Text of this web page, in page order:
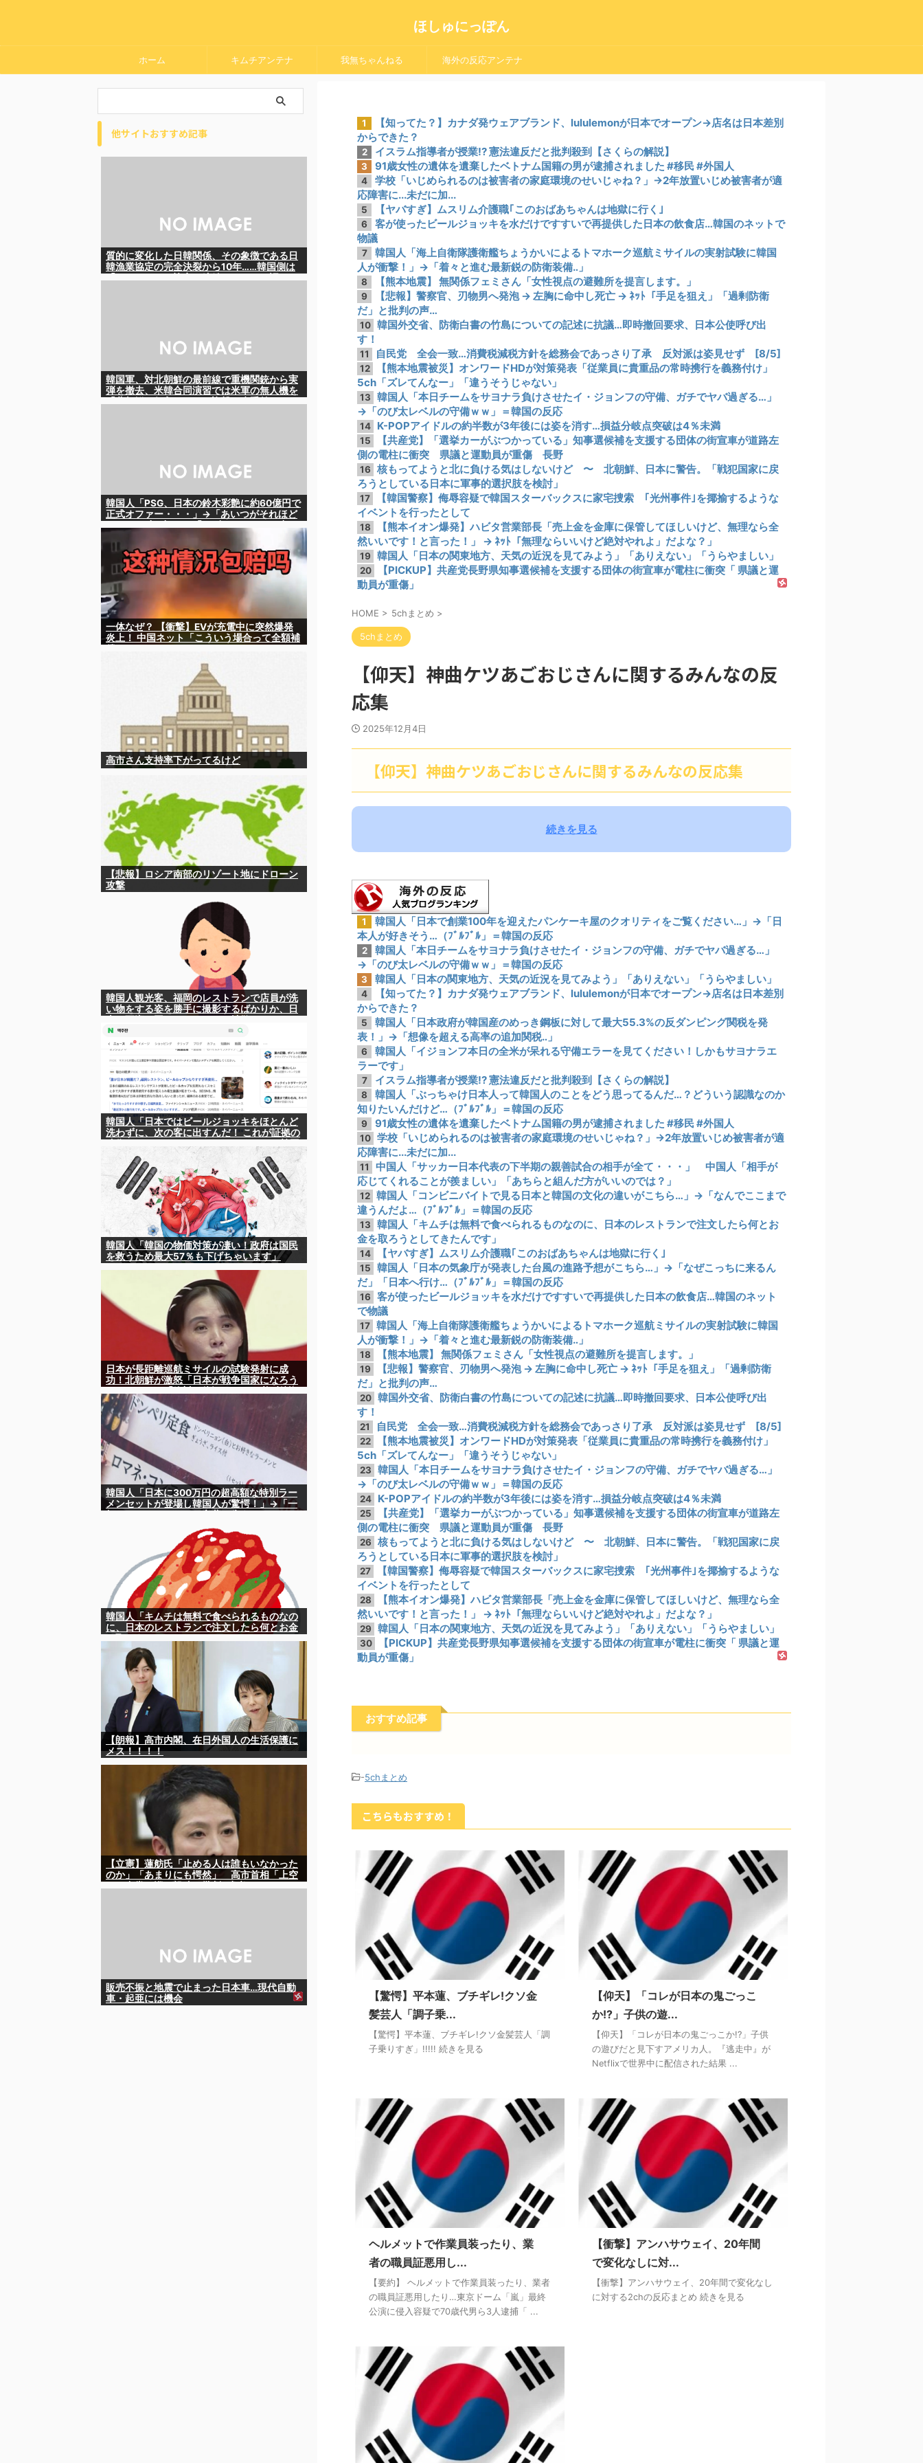
ほしゅにっぽん
ホーム キムチアンテナ 我無ちゃんねる 海外の反応アンテナ
1
【知ってた？】カナダ発ウェアブランド、lululemonが日本でオープン→店名は日本差別
からできた？
2 イスラム指導者が授業!? 憲法違反だと批判殺到【さくらの解説】
3 91歳女性の遺体を遺棄したベトナム国籍の男が逮捕されました #移民 #外国人
4
学校「いじめられるのは被害者の家庭環境のせいじゃね？」→2年放置いじめ被害者が適
応障害に...未だに加...
5 【ヤバすぎ】ムスリム介護職｢このおばあちゃんは地獄に行く｣
6
客が使ったビールジョッキを水だけですすいで再提供した日本の飲食店…韓国のネットで
物議
7
韓国人「海上自衛隊護衛艦ちょうかいによるトマホーク巡航ミサイルの実射試験に韓国
人が衝撃！」→「着々と進む最新鋭の防衛装備‥」
8 【熊本地震】 無関係フェミさん「女性視点の避難所を提言します。」
9
【悲報】警察官、刃物男へ発泡 → 左胸に命中し死亡 → ﾈｯﾄ「手足を狙え」「過剰防衛
だ」と批判の声…
10 韓国外交省、防衛白書の竹島についての記述に抗議…即時撤回要求、日本公使呼び出
す！
11 自民党 全会一致…消費税減税方針を総務会であっさり了承 反対派は姿見せず [8/5]
12
【熊本地震被災】オンワードHDが対策発表「従業員に貴重品の常時携行を義務付け」
5ch「ズレてんなー」「違うそうじゃない」
13
韓国人「本日チームをサヨナラ負けさせたイ・ジョンフの守備、ガチでヤバ過ぎる…」
→「のび太レベルの守備ｗｗ」＝韓国の反応
14 K-POPアイドルの約半数が3年後には姿を消す…損益分岐点突破は4％未満
15
【共産党】「選挙カーがぶつかっている」知事選候補を支援する団体の街宣車が道路左
側の電柱に衝突 県議と運動員が重傷 長野
16
核もってようと北に負ける気はしないけど 〜 北朝鮮、日本に警告。「戦犯国家に戻
ろうとしている日本に軍事的選択肢を検討」
17
【韓国警察】侮辱容疑で韓国スターバックスに家宅捜索 ｢光州事件｣を揶揄するような
イベントを行ったとして
18
【熊本イオン爆発】ハビタ営業部長「売上金を金庫に保管してほしいけど、無理なら全
然いいです！と言った！」 → ﾈｯﾄ「無理ならいいけど絶対やれよ」だよな？」
19 韓国人「日本の関東地方、天気の近況を見てみよう」「ありえない」「うらやましい」
20
【PICKUP】共産党長野県知事選候補を支援する団体の街宣車が電柱に衝突「 県議と運
動員が重傷」
HOME > 5chまとめ >
5chまとめ
【仰天】神曲ケツあごおじさんに関するみんなの反
応集
2025年12月4日
【仰天】神曲ケツあごおじさんに関するみんなの反応集
続きを見る
1
韓国人「日本で創業100年を迎えたパンケーキ屋のクオリティをご覧ください…」→「日
本人が好きそう…（ﾌﾞﾙﾌﾞﾙ」＝韓国の反応
2
韓国人「本日チームをサヨナラ負けさせたイ・ジョンフの守備、ガチでヤバ過ぎる…」
→「のび太レベルの守備ｗｗ」＝韓国の反応
3 韓国人「日本の関東地方、天気の近況を見てみよう」「ありえない」「うらやましい」
4
【知ってた？】カナダ発ウェアブランド、lululemonが日本でオープン→店名は日本差別
からできた？
5
韓国人「日本政府が韓国産のめっき鋼板に対して最大55.3%の反ダンピング関税を発
表！」→「想像を超える高率の追加関税‥」
6
韓国人「イジョンフ本日の全米が呆れる守備エラーを見てください！しかもサヨナラエ
ラーです」
7 イスラム指導者が授業!? 憲法違反だと批判殺到【さくらの解説】
8
韓国人「ぶっちゃけ日本人って韓国人のことをどう思ってるんだ…？どういう認識なのか
知りたいんだけど…（ﾌﾞﾙﾌﾞﾙ」＝韓国の反応
9 91歳女性の遺体を遺棄したベトナム国籍の男が逮捕されました #移民 #外国人
10 学校「いじめられるのは被害者の家庭環境のせいじゃね？」→2年放置いじめ被害者が適
応障害に...未だに加...
11
中国人「サッカー日本代表の下半期の親善試合の相手が全て・・・」 中国人「相手が
応じてくれることが羨ましい」「あちらと組んだ方がいいのでは？」
12 韓国人「コンビニバイトで見る日本と韓国の文化の違いがこちら…」→「なんでここまで
違うんだよ…（ﾌﾞﾙﾌﾞﾙ」＝韓国の反応
13
韓国人「キムチは無料で食べられるものなのに、日本のレストランで注文したら何とお
金を取ろうとしてきたんです」
14 【ヤバすぎ】ムスリム介護職｢このおばあちゃんは地獄に行く｣
15
韓国人「日本の気象庁が発表した台風の進路予想がこちら…」→「なぜこっちに来るん
だ」「日本へ行け…（ﾌﾞﾙﾌﾞﾙ」＝韓国の反応
16
客が使ったビールジョッキを水だけですすいで再提供した日本の飲食店…韓国のネット
で物議
17 韓国人「海上自衛隊護衛艦ちょうかいによるトマホーク巡航ミサイルの実射試験に韓国
人が衝撃！」→「着々と進む最新鋭の防衛装備‥」
18 【熊本地震】 無関係フェミさん「女性視点の避難所を提言します。」
19
【悲報】警察官、刃物男へ発泡 → 左胸に命中し死亡 → ﾈｯﾄ「手足を狙え」「過剰防衛
だ」と批判の声…
20 韓国外交省、防衛白書の竹島についての記述に抗議…即時撤回要求、日本公使呼び出
す！
21 自民党 全会一致…消費税減税方針を総務会であっさり了承 反対派は姿見せず [8/5]
22
【熊本地震被災】オンワードHDが対策発表「従業員に貴重品の常時携行を義務付け」
5ch「ズレてんなー」「違うそうじゃない」
23
韓国人「本日チームをサヨナラ負けさせたイ・ジョンフの守備、ガチでヤバ過ぎる…」
→「のび太レベルの守備ｗｗ」＝韓国の反応
24 K-POPアイドルの約半数が3年後には姿を消す…損益分岐点突破は4％未満
25
【共産党】「選挙カーがぶつかっている」知事選候補を支援する団体の街宣車が道路左
側の電柱に衝突 県議と運動員が重傷 長野
26
核もってようと北に負ける気はしないけど 〜 北朝鮮、日本に警告。「戦犯国家に戻
ろうとしている日本に軍事的選択肢を検討」
27
【韓国警察】侮辱容疑で韓国スターバックスに家宅捜索 ｢光州事件｣を揶揄するような
イベントを行ったとして
28
【熊本イオン爆発】ハビタ営業部長「売上金を金庫に保管してほしいけど、無理なら全
然いいです！と言った！」 → ﾈｯﾄ「無理ならいいけど絶対やれよ」だよな？」
29 韓国人「日本の関東地方、天気の近況を見てみよう」「ありえない」「うらやましい」
30
【PICKUP】共産党長野県知事選候補を支援する団体の街宣車が電柱に衝突「 県議と運
動員が重傷」
おすすめ記事
-5chまとめ
こちらもおすすめ！
【驚愕】平本蓮、ブチギレ!クソ金
髪芸人「調子乗...
【驚愕】平本蓮、ブチギレ!クソ金髪芸人「調
子乗りすぎ」!!!!! 続きを見る
【仰天】「コレが日本の鬼ごっこ
か!?」子供の遊...
【仰天】「コレが日本の鬼ごっこか!?」子供
の遊びだと見下すアメリカ人。『逃走中』が
Netflixで世界中に配信された結果 ...
ヘルメットで作業員装ったり、業
者の職員証悪用し...
【要約】 ヘルメットで作業員装ったり、業者
の職員証悪用したり…東京ドーム「嵐」最終
公演に侵入容疑で70歳代男ら3人逮捕「 ...
【衝撃】アンハサウェイ、20年間
で変化なしに対...
【衝撃】アンハサウェイ、20年間で変化なし
に対する2chの反応まとめ 続きを見る
他サイトおすすめ記事
質的に変化した日韓関係、その象徴である日
韓漁業協定の完全決裂から10年……韓国側は
韓国軍、対北朝鮮の最前線で重機関銃から実
弾を撤去、米韓合同演習では米軍の無人機を
韓国人「PSG、日本の鈴木彩艶に約60億円で
正式オファー・・・」→「あいつがそれほど
るとは思わないけど、それでもやっぱり羨ま
しいね」
一体なぜ？ 【衝撃】EVが充電中に突然爆発
炎上！ 中国ネット「こういう場合って全額補
高市さん支持率下がってるけど
【悲報】ロシア南部のリゾート地にドローン
攻撃
韓国人観光客、福岡のレストランで店員が洗
い物をする姿を勝手に撮影するばかりか、日
韓国人「日本ではビールジョッキをほとんど
洗わずに、次の客に出すんだ！ これが証拠の
には「アレ」がないんだ？
韓国人「韓国の物価対策が凄い！政府は国民
を救うため最大57％も下げちゃいます」
日本が長距離巡航ミサイルの試験発射に成
功！北朝鮮が激怒「日本が戦争国家になろう
させる」
韓国人「日本に300万円の超高額な特別ラー
メンセットが登場し韓国人が驚愕！」→「一
韓国人「キムチは無料で食べられるものなの
に、日本のレストランで注文したら何とお金
【朗報】高市内閣、在日外国人の生活保護に
メス！！！！
【立憲】蓮舫氏「止める人は誰もいなかった
のか」「あまりにも愕然」 高市首相「上空
販売不振と地震で止まった日本車…現代自動
車・起亜には機会